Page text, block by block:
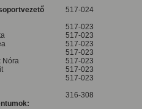
517-024
517-023
517-023
517-023
517-023
Nóra
517-023
517-023
517-023
316-308